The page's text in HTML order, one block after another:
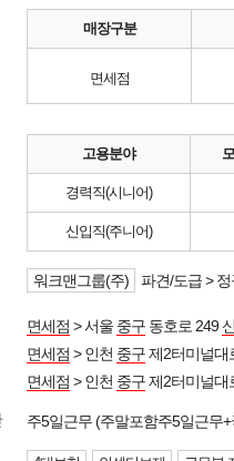
매장구분
면세점
고용분야
경력직(시니어)
신입직(주니어)
워크맨그룹(주) 파견/도급 >
면세점 > 서울 중구 동호로 249
면세점 > 인천 중구제2터미널대
면세점 > 인천 중구제2터미널대
주5일근무 (주말포함주5일근무